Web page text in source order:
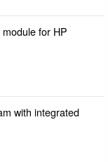
for HP
with integrated